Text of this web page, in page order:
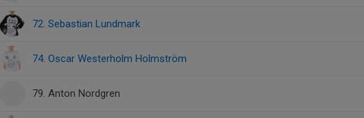
72. Sebastian Lundmark
74. Oscar Westerholm Holmström
79. Anton Nordgren